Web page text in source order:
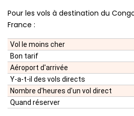
Pour les vols à destination du
France :
Vol le moins cher
Bon tarif
Aéroport d'arrivée
Y-a-t-il des vols directs
Nombre d'heures d'un vol direct
Quand réserver